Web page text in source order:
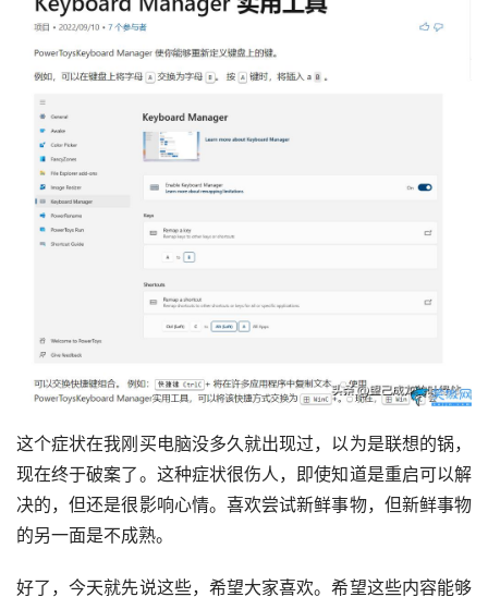
这个症状在我刚买电脑没多久就出现过，以为是联想的锅，
现在终于破案了。这种症状很伤人，即使知道是重启可以解
决的，但还是很影响心情。喜欢尝试新鲜事物，但新鲜事物
的另一面是不成熟。
好了，今天就先说这些，希望大家喜欢。希望这些内容能够